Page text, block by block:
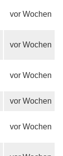
vor Wochen
vor Wochen
vor Wochen
vor Wochen
vor Wochen